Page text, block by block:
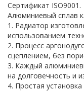
Сертификат ISO9001.
Алюминиевый сплав
1. Радиатор
использованием
2. Процесс
сцеплением, без
3. Каждый
на долговечность и
4. Простая